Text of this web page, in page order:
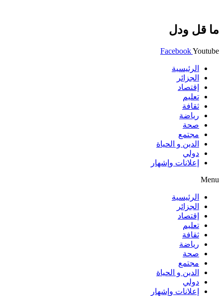
ما قل ودل
FacebookYoutube
الرئيسية
الجزائر
إقتصاد
تعليم
ثقافة
رياضة
صحة
مجتمع
الدين و الحياة
دولي
إعلانات وإشهار
Menu
الرئيسية
الجزائر
إقتصاد
تعليم
ثقافة
رياضة
صحة
مجتمع
الدين و الحياة
دولي
إعلانات وإشهار